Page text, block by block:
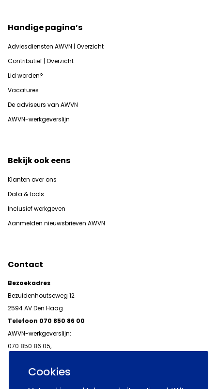
Cookies
Handige pagina’s
Adviesdiensten AWVN | Overzicht
Contributief | Overzicht
Lid worden?
Vacatures
De adviseurs van AWVN
AWVN-werkgeverslijn
Bekijk ook eens
Klanten over ons
Data & tools
Inclusief werkgeven
Aanmelden nieuwsbrieven AWVN
Contact
Bezoekadres
Bezuidenhoutseweg 12
2594 AV Den Haag
Telefoon 070 850 86 00
AWVN-werkgeverslijn:
070 850 86 05,